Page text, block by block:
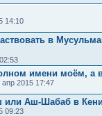
14:10
в
имени моём, а
2015 17:47
Аш-Шабаб в
09:23